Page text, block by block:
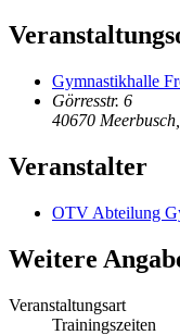
Gymnastikhalle
Görresstr. 6
40670 Meerbusch
Veranstalter
OTV Abteilung
Weitere
Veranstaltungsart
Trainingszeiten